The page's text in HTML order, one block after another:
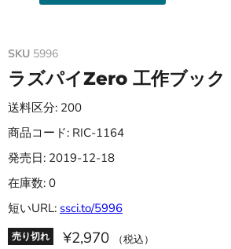
SKU 5996
ラズパイZero 工作ブック
送料区分: 200
商品コード: RIC-1164
発売日: 2019-12-18
在庫数: 0
短いURL: ssci.to/5996
売り切れ ¥2,970 （税込）